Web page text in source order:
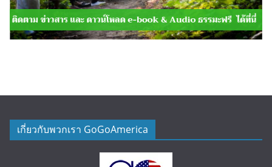
เกี่ยวกับพวกเรา GoGoAmerica